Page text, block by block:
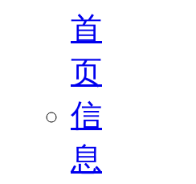
首
页
信
息